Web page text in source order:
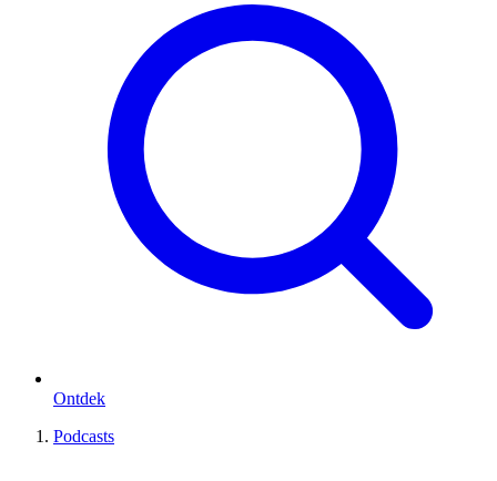
Ontdek
Podcasts